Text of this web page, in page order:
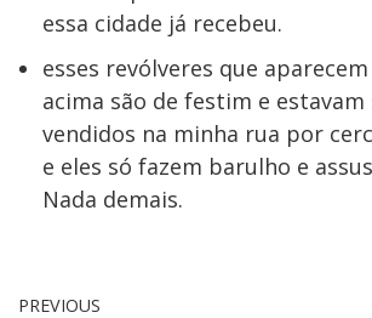
essa cidade já recebeu.
esses revólveres que
acima são de festim e estavam
vendidos na minha rua por
e eles só fazem barulho e
Nada demais.
PREVIOUS